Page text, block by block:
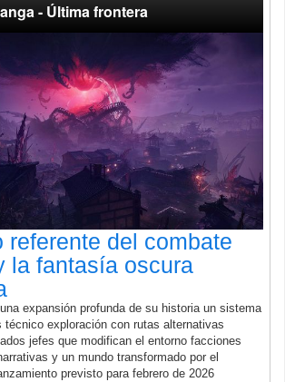
- Última frontera
referente del combate
la fantasía oscura
expansión profunda de su historia un sistema
técnico exploración con rutas alternativas
jefes que modifican el entorno facciones
y un mundo transformado por el
previsto para febrero de 2026